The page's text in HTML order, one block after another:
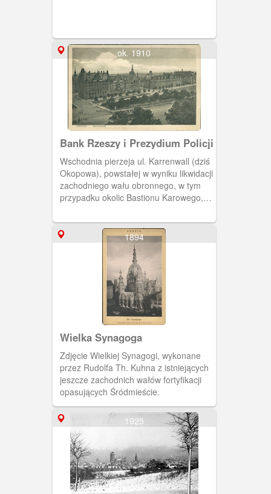
ok. 1910
Bank Rzeszy i Prezydium Policji
Wschodnia pierzeja ul. Karrenwall (dziś
Okopowa), powstałej w wyniku likwidacji
zachodniego wału obronnego, w tym
przypadku okolic Bastionu Karowego,
w tym miejscu okazałe gmachy jak m.in.
Bank Rzeszy (z lewej) czy Prezydium
Policji (drugi obiekt z prawej). Ponad
budynkami wyraźnie widoczna kopułą
Wielkiej Synagogi.
1894
Wielka Synagoga
Zdjęcie Wielkiej Synagogi, wykonane
przez Rudolfa Th. Kuhna z istniejących
jeszcze zachodnich wałów fortyfikacji
opasujących Śródmieście.
1925